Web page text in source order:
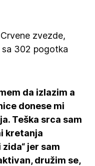
zvezde,
sa 302 pogotka
da izlazim a
donese mi
Teška srca sam
kretanja
jer sam
družim se,